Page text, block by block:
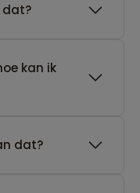
dat?
kan ik
dat?